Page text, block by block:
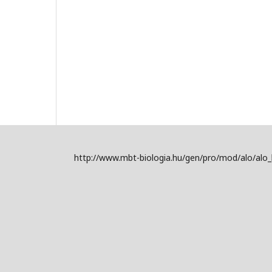
http://www.mbt-biologia.hu/gen/pro/mod/alo/